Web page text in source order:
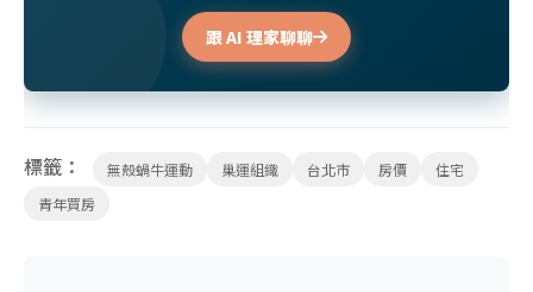
跟 AI 理家聊聊
標籤： 無殼蝸牛運動 巢運組織 台北市 房價
住宅
青年買房